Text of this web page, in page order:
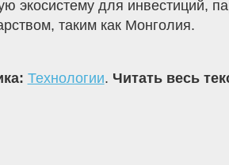
экосистему для инвестиций,
таким как Монголия.
Технологии. Читать весь